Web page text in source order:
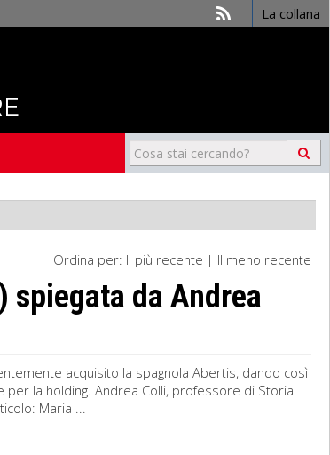
La collana
Ordina per: Il più recente | Il meno recente
spiegata da Andrea
acquisito la spagnola Abertis, dando così
la holding. Andrea Colli, professore di Storia
Maria ...